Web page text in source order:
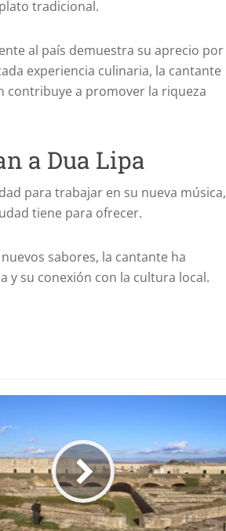
tradicional.
al país demuestra su aprecio por
experiencia culinaria, la cantante
contribuye a promover la riqueza
a Dua Lipa
para trabajar en su nueva música,
tiene para ofrecer.
sabores, la cantante ha
y su conexión con la cultura local.